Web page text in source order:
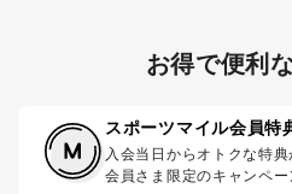
お得で便利
スポーツマイル会員特
入会当日からオトクな特典
会員さま限定のキャンペー